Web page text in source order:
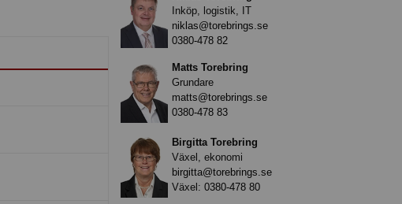
Inköp, logistik, IT
niklas@torebrings.se
0380-478 82
Matts Torebring
Grundare
matts@torebrings.se
0380-478 83
Birgitta Torebring
Växel, ekonomi
birgitta@torebrings.se
Växel: 0380-478 80